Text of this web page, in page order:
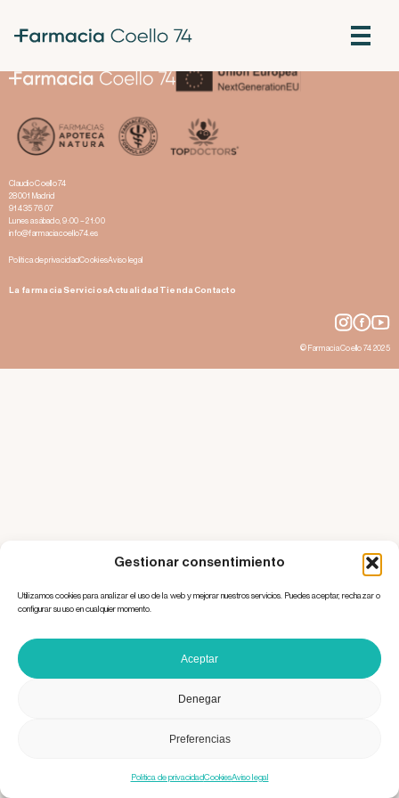
Gestionar consentimiento
Utilizamos cookies para analizar el uso de la web y mejorar nuestros servicios. Puedes aceptar, rechazar o
configurar su uso en cualquier momento.
Aceptar
Denegar
Preferencias
Cookies
Política de privacidad Aviso legal
Adelgazar… Ozempic
Claudio Coello 74
28001 Madrid
914 35 76 07
Lunes a sábado, 9:00 – 21:00
info@farmaciacoello74.es
Política de privacidadCookiesAviso legal
La farmacia ServiciosActualidad Tienda Contacto
© Farmacia Coello 74 2025